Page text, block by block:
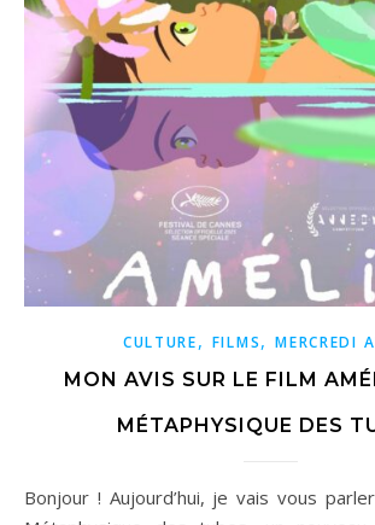
CULTURE, FILMS,MERCREDI
MON AVIS SUR LE FILM
MÉTAPHYSIQUE DES
Bonjour ! Aujourd’hui, je vais vous parler de Amélie et la